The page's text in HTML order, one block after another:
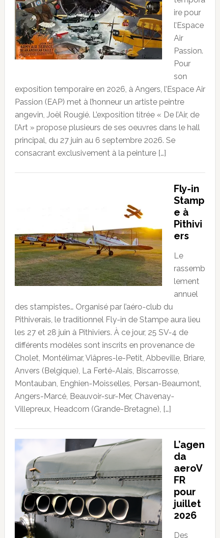
ire pour
l’Espace
Air
Passion.
Pour
son
exposition temporaire en 2026, à Angers, l’Espace Air
Passion (EAP) met à l’honneur un artiste peintre
angevin, Joël Rougié. L’exposition titrée « De l’Air, de
l’Art » propose plusieurs de ses oeuvres dans le hall
principal, du 27 juin au 6 septembre 2026. Se
consacrant exclusivement à la peinture […]
Fly-in
Stamp
e à
Pithivi
ers
Le
rassemb
lement
annuel
des stampistes… Organisé par l’aéro-club du
Pithiverais, le traditionnel Fly-in de Stampe aura lieu
les 27 et 28 juin à Pithiviers. À ce jour, 25 SV-4 de
différents modèles sont inscrits en provenance de
Cholet, Montélimar, Viâpres-le-Petit, Abbeville, Briare,
Anvers (Belgique), La Ferté-Alais, Biscarrosse,
Montauban, Enghien-Moisselles, Persan-Beaumont,
Angers-Marcé, Beauvoir-sur-Mer, Chavenay-
Villepreux, Headcorn (Grande-Bretagne), […]
L’agen
da
aeroV
FR
pour
juillet
2026
Des